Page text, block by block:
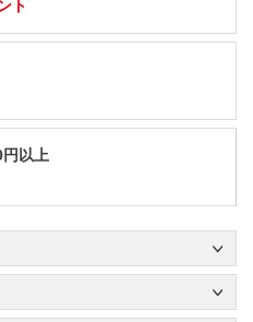
ト
以上